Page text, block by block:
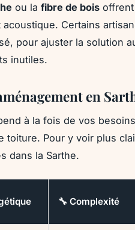
ou la fibre de bois
Certains
pour ajuster la solution
inutiles.
en
à la fois de vos
toiture. Pour y voir plus
dans la Sarthe.
🔧 Complexité